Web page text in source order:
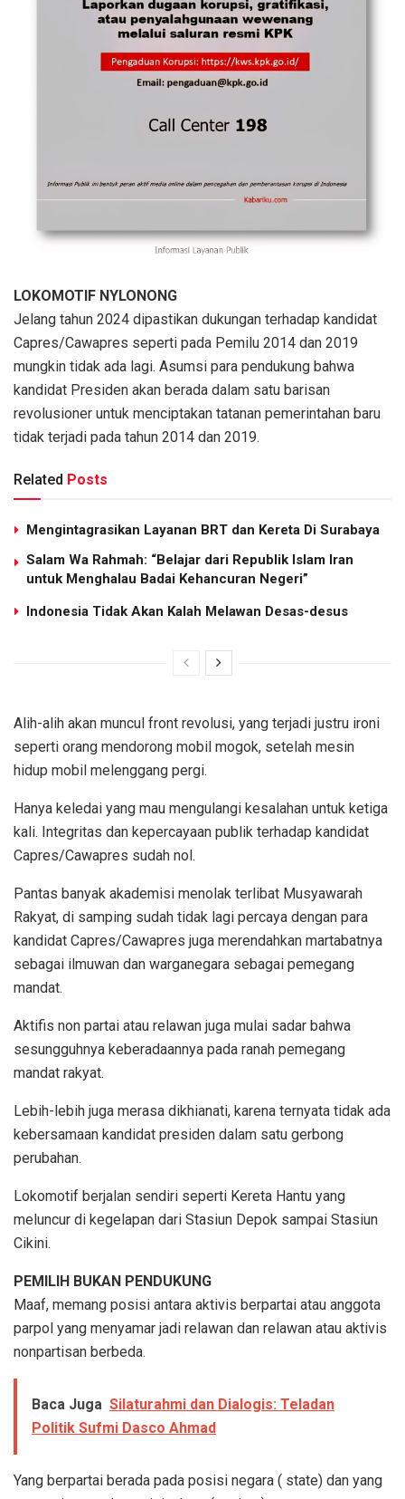
LOKOMOTIF NYLONONG
Jelang tahun 2024 dipastikan dukungan terhadap kandidat
Capres/Cawapres seperti pada Pemilu 2014 dan 2019
mungkin tidak ada lagi. Asumsi para pendukung bahwa
kandidat Presiden akan berada dalam satu barisan
revolusioner untuk menciptakan tatanan pemerintahan baru
tidak terjadi pada tahun 2014 dan 2019.
Related Posts
Mengintagrasikan Layanan BRT dan Kereta Di Surabaya
Salam Wa Rahmah: “Belajar dari Republik Islam Iran
untuk Menghalau Badai Kehancuran Negeri”
Indonesia Tidak Akan Kalah Melawan Desas-desus
Alih-alih akan muncul front revolusi, yang terjadi justru ironi
seperti orang mendorong mobil mogok, setelah mesin
hidup mobil melenggang pergi.
Hanya keledai yang mau mengulangi kesalahan untuk ketiga
kali. Integritas dan kepercayaan publik terhadap kandidat
Capres/Cawapres sudah nol.
Pantas banyak akademisi menolak terlibat Musyawarah
Rakyat, di samping sudah tidak lagi percaya dengan para
kandidat Capres/Cawapres juga merendahkan martabatnya
sebagai ilmuwan dan warganegara sebagai pemegang
mandat.
Aktifis non partai atau relawan juga mulai sadar bahwa
sesungguhnya keberadaannya pada ranah pemegang
mandat rakyat.
Lebih-lebih juga merasa dikhianati, karena ternyata tidak ada
kebersamaan kandidat presiden dalam satu gerbong
perubahan.
Lokomotif berjalan sendiri seperti Kereta Hantu yang
meluncur di kegelapan dari Stasiun Depok sampai Stasiun
Cikini.
PEMILIH BUKAN PENDUKUNG
Maaf, memang posisi antara aktivis berpartai atau anggota
parpol yang menyamar jadi relawan dan relawan atau aktivis
nonpartisan berbeda.
Baca Juga Silaturahmi dan Dialogis: Teladan
Politik Sufmi Dasco Ahmad
Yang berpartai berada pada posisi negara ( state) dan yang